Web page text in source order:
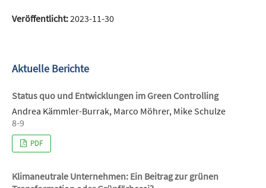
Veröffentlicht:2023-11-30
Aktuelle Berichte
Status quo und Entwicklungen im Green Controlling
Andrea Kämmler-Burrak, Marco Möhrer, Mike Schulze
8-9
PDF
Klimaneutrale Unternehmen: Ein Beitrag zur grünen